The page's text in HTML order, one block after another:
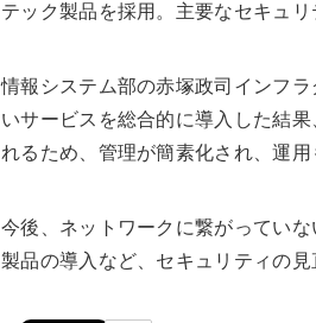
テック製品を採用。主要なセキュ
情報システム部の赤塚政司インフ
いサービスを総合的に導入した結
れるため、管理が簡素化され、運
今後、ネットワークに繋がってい
製品の導入など、セキュリティの見